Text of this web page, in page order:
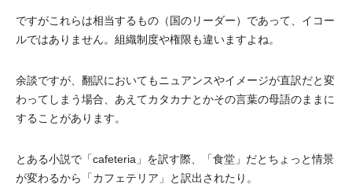
ですがこれらは相当するもの（国のリーダー）であって、イコー
ルではありません。組織制度や権限も違いますよね。
余談ですが、翻訳においてもニュアンスやイメージが直訳だと変
わってしまう場合、あえてカタカナとかその言葉の母語のままに
することがあります。
とある小説で「cafeteria」を訳す際、「食堂」だとちょっと情景
が変わるから「カフェテリア」と訳出されたり。